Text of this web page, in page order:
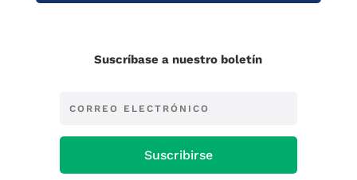
Suscríbase a nuestro boletín
Suscribirse